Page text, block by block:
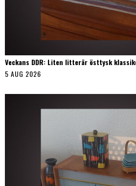
Veckans DDR: Liten litterär östtysk
5 AUG 2026